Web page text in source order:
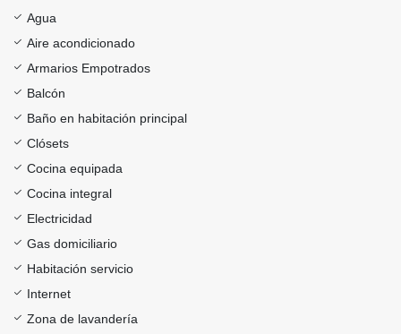
Agua
Aire acondicionado
Armarios Empotrados
Balcón
Baño en habitación principal
Clósets
Cocina equipada
Cocina integral
Electricidad
Gas domiciliario
Habitación servicio
Internet
Zona de lavandería